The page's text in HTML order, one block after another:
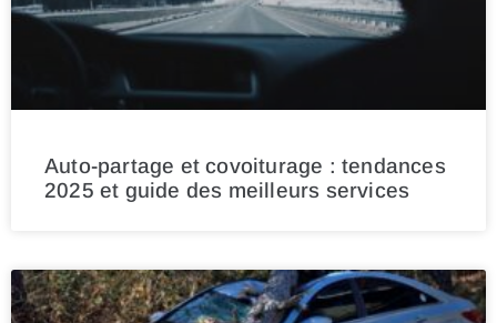
Auto-partage et covoiturage : tendances
2025 et guide des meilleurs services